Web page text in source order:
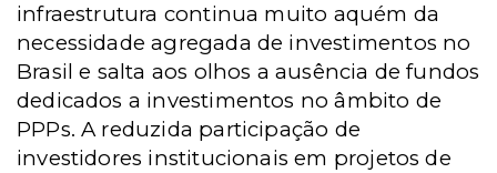
infraestrutura continua muito aquém da
necessidade agregada de investimentos no
Brasil e salta aos olhos a ausência de fundos
dedicados a investimentos no âmbito de
PPPs. A reduzida participação de
investidores institucionais em projetos de